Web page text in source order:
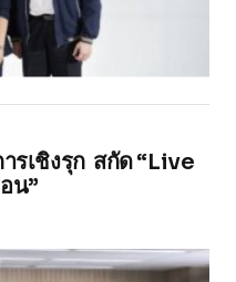
รเชิงรุก สกัด “Live
น”